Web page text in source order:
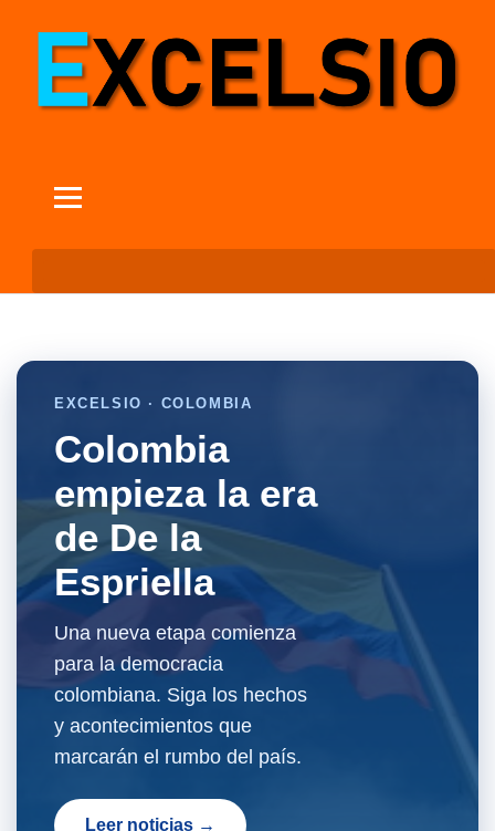
EXCELSIO · COLOMBIA
Colombia
empieza la era
de De la
Espriella
Una nueva etapa comienza
para la democracia
colombiana. Siga los hechos
y acontecimientos que
marcarán el rumbo del país.
Leer noticias →